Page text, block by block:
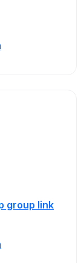
group link